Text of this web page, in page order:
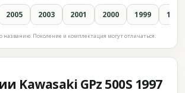
2005 2003 2001 2000 1999 1998
Поколение и комплектация могут отличаться.
Kawasaki GPz 500S 1997